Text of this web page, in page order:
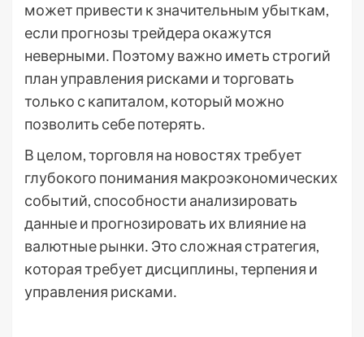
может привести к значительным убыткам,
если прогнозы трейдера окажутся
неверными․ Поэтому важно иметь строгий
план управления рисками и торговать
только с капиталом, который можно
позволить себе потерять․
В целом, торговля на новостях требует
глубокого понимания макроэкономических
событий, способности анализировать
данные и прогнозировать их влияние на
валютные рынки․ Это сложная стратегия,
которая требует дисциплины, терпения и
управления рисками․